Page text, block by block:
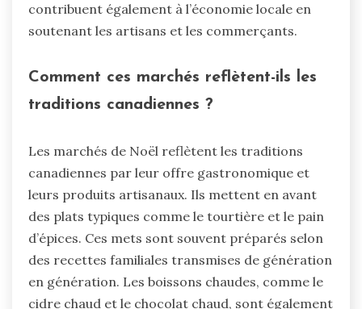
contribuent également à l’économie locale en
soutenant les artisans et les commerçants.
Comment ces marchés reflètent-ils les
traditions canadiennes ?
Les marchés de Noël reflètent les traditions
canadiennes par leur offre gastronomique et
leurs produits artisanaux. Ils mettent en avant
des plats typiques comme le tourtière et le pain
d’épices. Ces mets sont souvent préparés selon
des recettes familiales transmises de génération
en génération. Les boissons chaudes, comme le
cidre chaud et le chocolat chaud, sont également